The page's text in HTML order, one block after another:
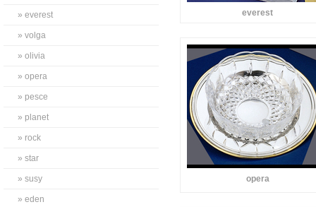
» everest
» volga
» olivia
» opera
» pesce
» planet
» rock
» star
» susy
» eden
everest
opera